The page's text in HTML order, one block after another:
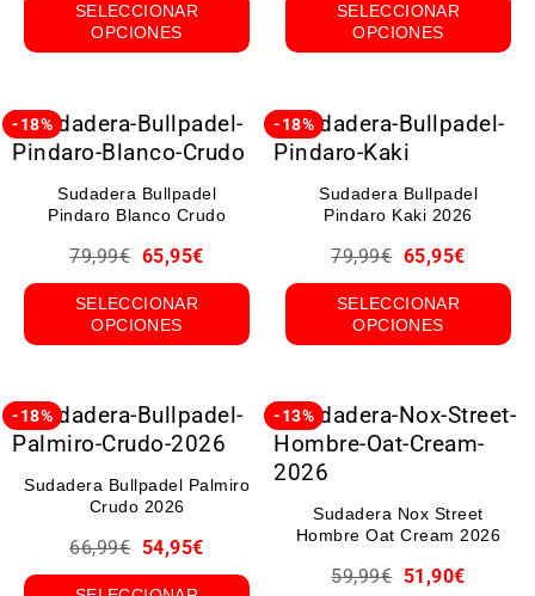
SELECCIONAR
OPCIONES
SELECCIONAR
OPCIONES
-18%
Sudadera Bullpadel
Pindaro Blanco Crudo
79,99€ 65,95€
SELECCIONAR
OPCIONES
-18%
Sudadera Bullpadel
Pindaro Kaki 2026
79,99€ 65,95€
SELECCIONAR
OPCIONES
-18%
Sudadera Bullpadel Palmiro
Crudo 2026
66,99€ 54,95€
-13%
Sudadera Nox Street
Hombre Oat Cream 2026
59,99€ 51,90€